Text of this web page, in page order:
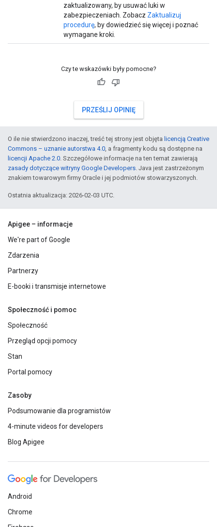
zaktualizowany, by usuwać luki w
zabezpieczeniach. Zobacz Zaktualizuj
procedurę, by dowiedzieć się więcej i poznać
wymagane kroki.
Czy te wskazówki były pomocne?
PRZEŚLIJ OPINIĘ
O ile nie stwierdzono inaczej, treść tej strony jest objęta licencją Creative
Commons – uznanie autorstwa 4.0 , a fragmenty kodu są dostępne na
licencji Apache 2.0 . Szczegółowe informacje na ten temat zawierają
zasady dotyczące witryny Google Developers . Java jest zastrzeżonym
znakiem towarowym firmy Oracle i jej podmiotów stowarzyszonych.
Ostatnia aktualizacja: 2026-02-03 UTC.
Apigee – informacje
We're part of Google
Zdarzenia
Partnerzy
E-booki i transmisje internetowe
Społeczność i pomoc
Społeczność
Przegląd opcji pomocy
Stan
Portal pomocy
Zasoby
Podsumowanie dla programistów
4-minute videos for developers
Blog Apigee
Android
Chrome